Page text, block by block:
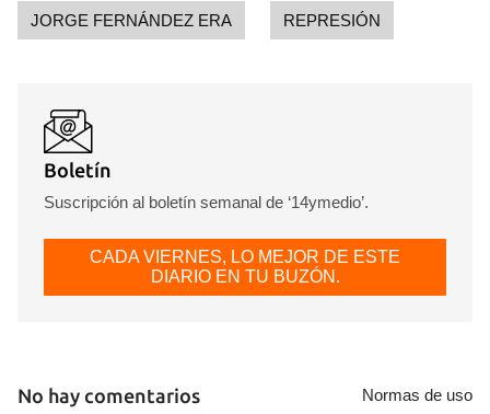
JORGE FERNÁNDEZ ERA REPRESIÓN
Boletín
Suscripción al boletín semanal de ‘14ymedio’.
CADA VIERNES, LO MEJOR DE ESTE
DIARIO EN TU BUZÓN.
No hay comentarios Normas de uso